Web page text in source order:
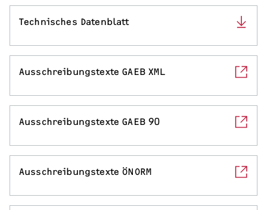
Technisches Datenblatt
Ausschreibungstexte GAEB XML
Ausschreibungstexte GAEB 90
Ausschreibungstexte ÖNORM